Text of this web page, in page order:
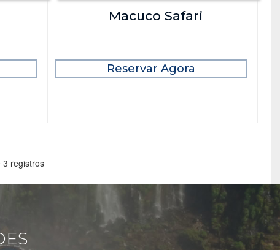
Macuco Safari
Reservar Agora
3 registros